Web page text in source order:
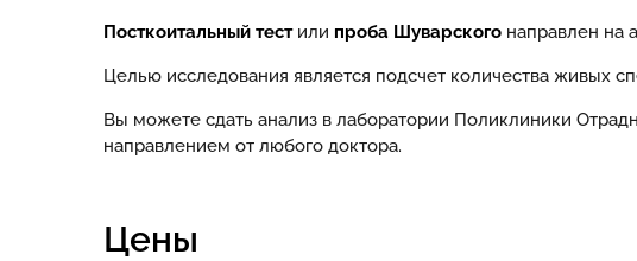
Посткоитальный тестили проба Шуварского направлен на
Целью исследования является подсчет количества живых
Вы можете сдать анализ в лаборатории Поликлиники
направлением от любого доктора.
Цены